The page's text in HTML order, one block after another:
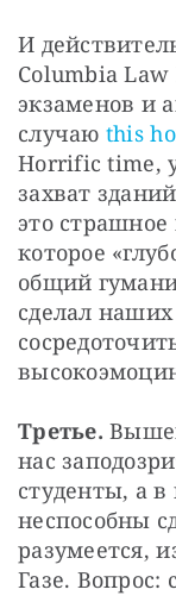
И
Columbia
экзаменов и
случаю this
Horrific time,
захват
это
которое
общий
сделал
Третье.
нас
студенты, а
неспособны
разумеется,
Газе. Вопрос: